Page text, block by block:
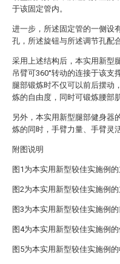
于该固定管内。
进一步，所述固定管的一侧设
孔，所述旋钮与所述调节孔配
采用上述结构后，本实用新型
吊臂可360°转动的连接于该支
腿部锻炼时不仅可以前后摆动
炼的自由度，同时可锻炼腰部
另外，本实用新型腿部健身器
炼的同时，手臂力量、手臂灵
附图说明
图1为本实用新型较佳实施例的
图2为本实用新型较佳实施例的
图3为本实用新型较佳实施例的
图4为本实用新型较佳实施例的
图5为本实用新型较佳实施例的